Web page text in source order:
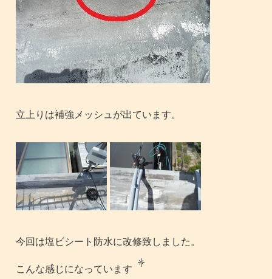
立上りは補強メッシュが出ています。
今回は塩ビシート防水に改修致しました。
こんな感じになっています